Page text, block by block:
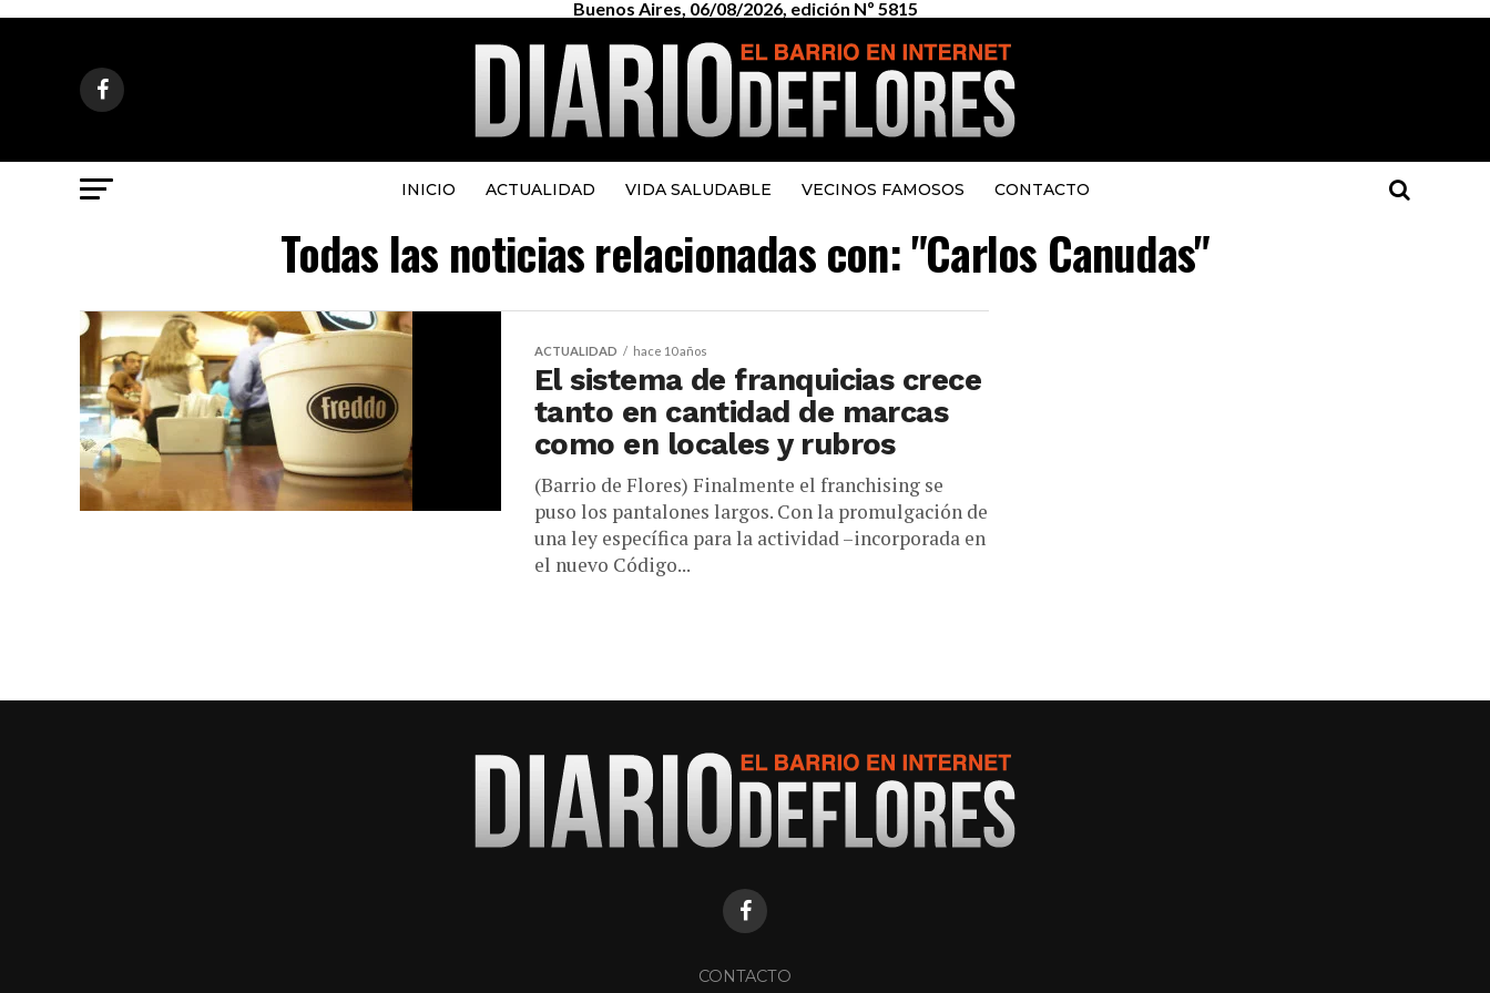
Buenos Aires, 06/08/2026, edición Nº 5815
INICIO ACTUALIDAD VIDA SALUDABLE VECINOS FAMOSOS CONTACTO
Todas las noticias relacionadas con: "Carlos Canudas"
ACTUALIDAD hace 10 años
El sistema de franquicias crece
tanto en cantidad de marcas
como en locales y rubros
(Barrio de Flores) Finalmente el franchising se
puso los pantalones largos. Con la promulgación de
una ley específica para la actividad –incorporada en
el nuevo Código...
CONTACTO